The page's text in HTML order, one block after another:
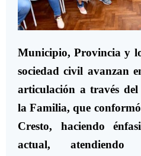
Municipio, Provincia y
sociedad civil avanzan
articulación a través
la Familia, que
Cresto, haciendo
actual,